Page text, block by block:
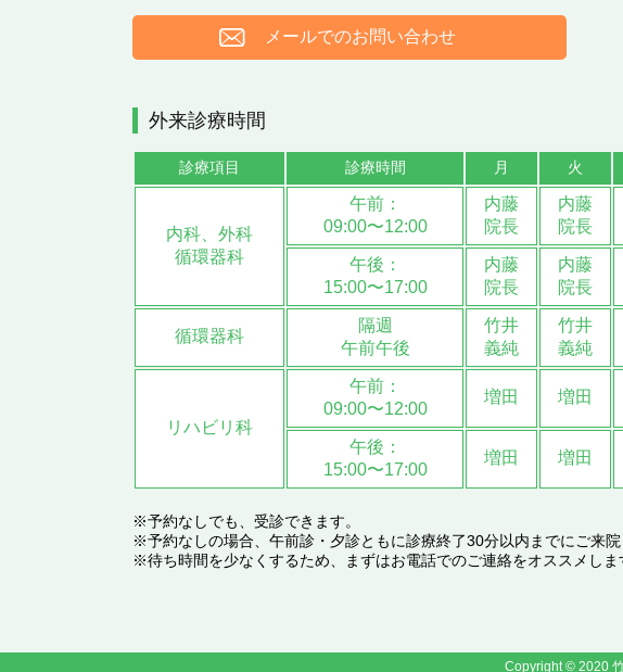
メールでのお問い合わせ
外来診療時間
診療項目 診療時間 月 火
内科、外科
循環器科
午前：
09:00〜12:00
内藤
院長
内藤
院長
午後：
15:00〜17:00
内藤
院長
内藤
院長
循環器科
隔週
午前午後
竹井
義純
竹井
義純
リハビリ科
午前：
09:00〜12:00
増田 増田
午後：
15:00〜17:00
増田 増田
※予約なしでも、受診できます。
※予約なしの場合、午前診・夕診ともに診療終了30分以内までにご来院
※待ち時間を少なくするため、まずはお電話でのご連絡をオススメしま
Copyright © 2020